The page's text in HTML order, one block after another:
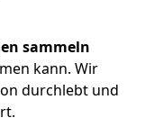
sammeln
kann. Wir
durchlebt und